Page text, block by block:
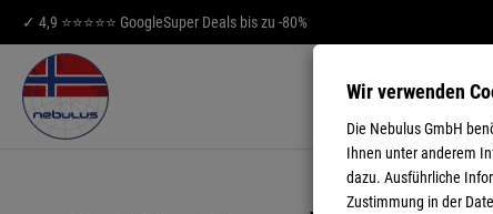
✓ 4,9 ⭐⭐⭐⭐⭐ GoogleSuper Deals bis zu -80%
HERREN
Wir verwenden
Die Nebulus GmbH
Ihnen unter anderem
dazu. Ausführliche
Zustimmung in der